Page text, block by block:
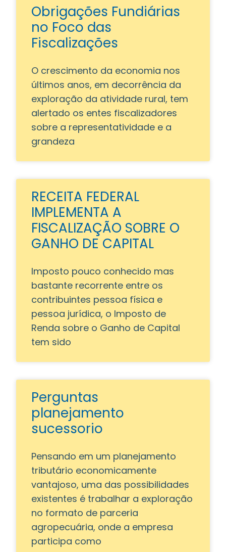
Obrigações Fundiárias
no Foco das
Fiscalizações
O crescimento da economia nos
últimos anos, em decorrência da
exploração da atividade rural, tem
alertado os entes fiscalizadores
sobre a representatividade e a
grandeza
RECEITA FEDERAL
IMPLEMENTA A
FISCALIZAÇÃO SOBRE O
GANHO DE CAPITAL
Imposto pouco conhecido mas
bastante recorrente entre os
contribuintes pessoa física e
pessoa jurídica, o Imposto de
Renda sobre o Ganho de Capital
tem sido
Perguntas
planejamento
sucessorio
Pensando em um planejamento
tributário economicamente
vantajoso, uma das possibilidades
existentes é trabalhar a exploração
no formato de parceria
agropecuária, onde a empresa
participa como